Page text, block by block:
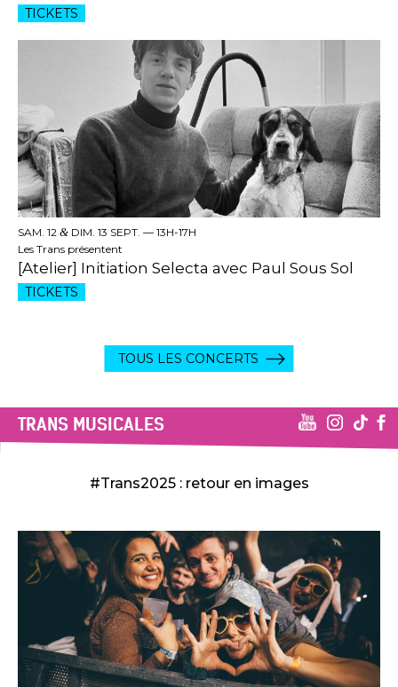
TICKETS
SAM. 12 & DIM. 13 SEPT. — 13H-17H
Les Trans présentent
[Atelier] Initiation Selecta avec Paul Sous Sol
TICKETS
TOUS LES CONCERTS
TRANS MUSICALES
#Trans2025 : retour en images